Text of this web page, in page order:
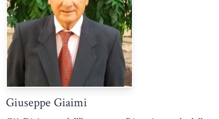
Giuseppe Giaimi